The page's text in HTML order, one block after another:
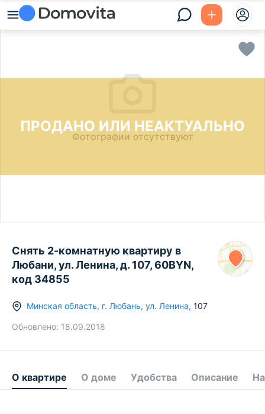
ПРОДАНО ИЛИ НЕАКТУАЛЬНО
Фотографии отсутствуют
Снять 2-комнатную квартиру в
Любани, ул. Ленина, д. 107, 60BYN,
код 34855
Минская область, г. Любань, ул. Ленина, 107
Обновлено: 18.09.2018
О квартире О доме Удобства Описание